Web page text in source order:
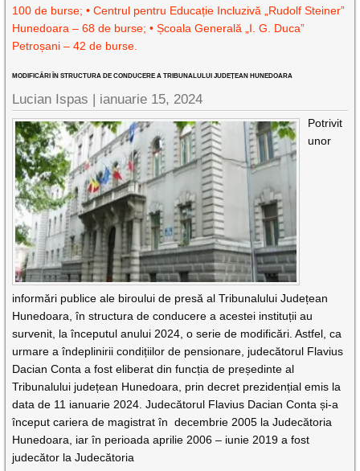
100 de burse; • Centrul pentru Educație Incluzivă „Rudolf Steiner”
Hunedoara – 68 de burse; • Școala Generală „I. G. Duca”
Petroșani – 42 de burse.
MODIFICĂRI ÎN STRUCTURA DE CONDUCERE A TRIBUNALULUI JUDEȚEAN HUNEDOARA
Lucian Ispas | ianuarie 15, 2024
Potrivit
unor
informări publice ale biroului de presă al Tribunalului Județean
Hunedoara, în structura de conducere a acestei instituții au
survenit, la începutul anului 2024, o serie de modificări. Astfel, ca
urmare a îndeplinirii condițiilor de pensionare, judecătorul Flavius
Dacian Conta a fost eliberat din funcția de președinte al
Tribunalului județean Hunedoara, prin decret prezidențial emis la
data de 11 ianuarie 2024. Judecătorul Flavius Dacian Conta și-a
început cariera de magistrat în decembrie 2005 la Judecătoria
Hunedoara, iar în perioada aprilie 2006 – iunie 2019 a fost
judecător la Judecătoria